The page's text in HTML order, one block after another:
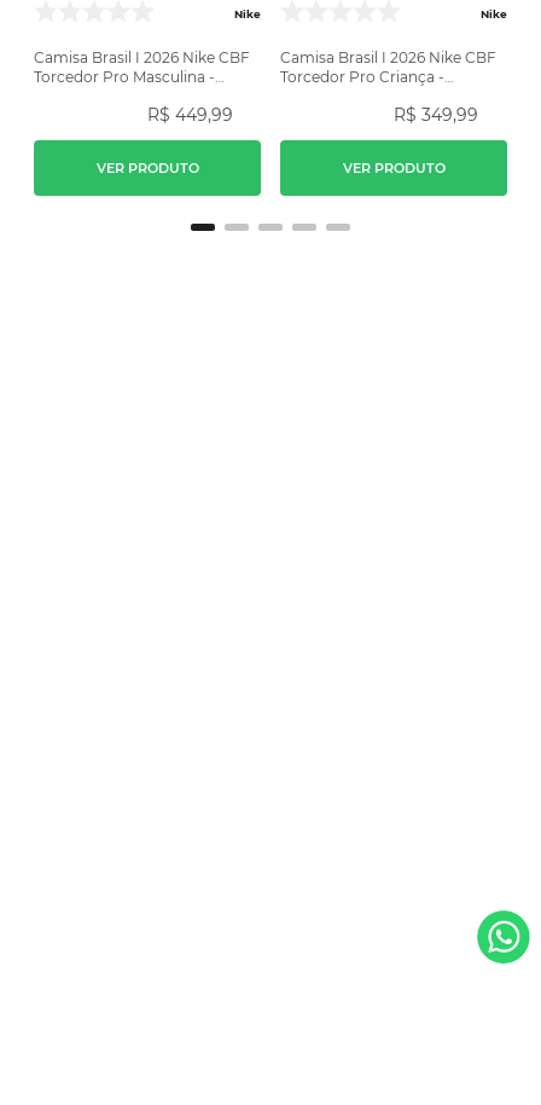
Nike
Camisa Brasil I 2026 Nike CBF
Torcedor Pro Masculina -
R$ 449,99
VER PRODUTO
Nike
Camisa Brasil I 2026 Nike CBF
Torcedor Pro Criança -
R$ 349,99
VER PRODUTO